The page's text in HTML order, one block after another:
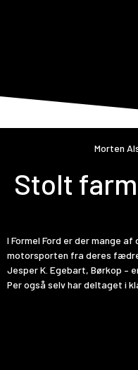
Morten
Stolt
I Formel Ford er der mange
motorsporten fra deres
Jesper K. Egebart, Børkop –
Per også selv har deltaget i